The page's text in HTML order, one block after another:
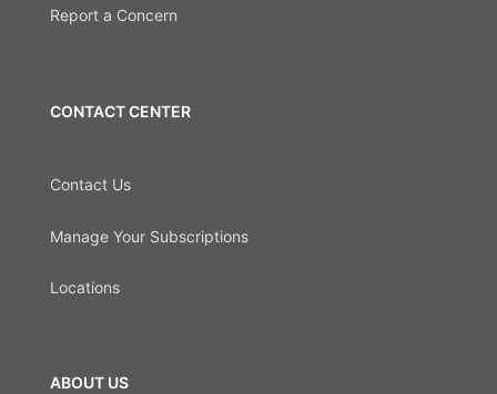
Report a Concern
CONTACT CENTER
Contact Us
Manage Your Subscriptions
Locations
ABOUT US